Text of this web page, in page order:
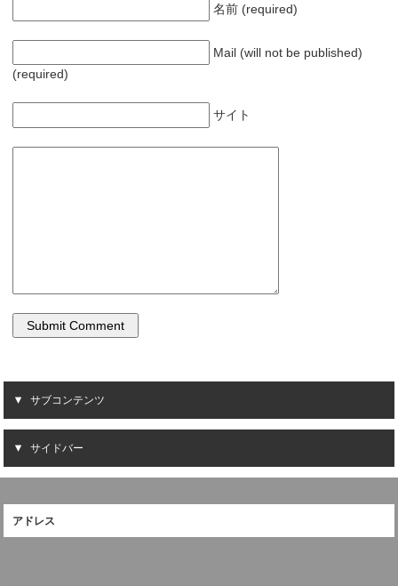
名前 (required)
Mail (will not be published)
(required)
サイト
サブコンテンツ
サイドバー
アドレス